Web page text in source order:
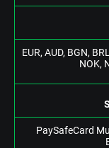
ЕUR, АUD, ВGN,
NОK,
РаySаfеСаrd